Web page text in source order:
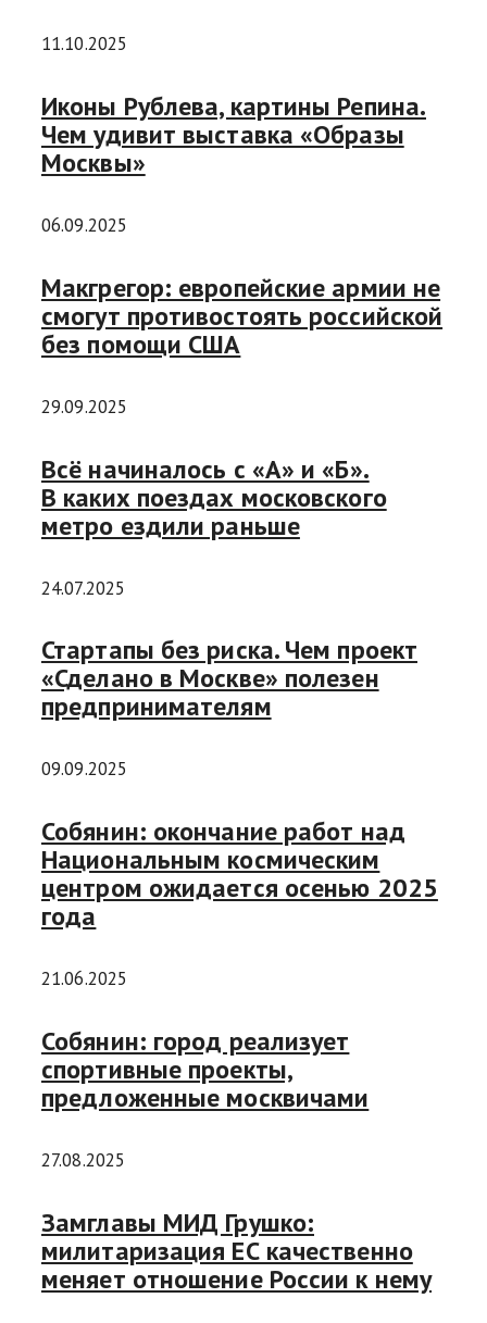
11.10.2025
Иконы Рублева, картины Репина.
Чем удивит выставка «Образы
Москвы»
06.09.2025
Макгрегор: европейские армии не
смогут противостоять российской
без помощи США
29.09.2025
Всё начиналось с «А» и «Б».
В каких поездах московского
метро ездили раньше
24.07.2025
Стартапы без риска. Чем проект
«Сделано в Москве» полезен
предпринимателям
09.09.2025
Собянин: окончание работ над
Национальным космическим
центром ожидается осенью 2025
года
21.06.2025
Собянин: город реализует
спортивные проекты,
предложенные москвичами
27.08.2025
Замглавы МИД Грушко:
милитаризация ЕС качественно
меняет отношение России к нему